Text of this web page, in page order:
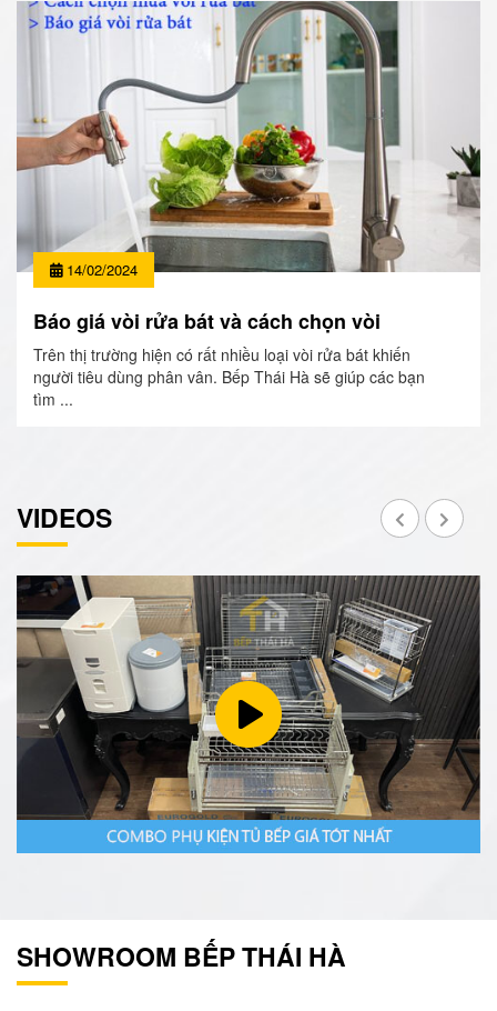
14/02/2024
Báo giá vòi rửa bát và cách chọn vòi
Trên thị trường hiện có rất nhiều loại vòi rửa bát khiến
người tiêu dùng phân vân. Bếp Thái Hà sẽ giúp các bạn
tìm ...
VIDEOS
SHOWROOM BẾP THÁI HÀ